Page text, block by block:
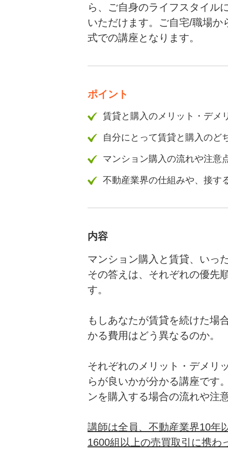
ら、ご自身のライフスタイル
いただけます。 ご自宅/職場か
式での講座となります。
ポイント
賃貸と購入のメリット・デメ
自分にとって賃貸と購入のど
マンション購入の流れや注意
不動産業界の仕組みや、接す
内容
マンション購入と賃貸、いっ
その答えは、それぞれの優先
す。
もしあなたが賃貸を続けた場
かる費用はどう異なるのか。
それぞれのメリット・デメリ
らが良いかが分かる講座です
ンを購入する場合の流れや注
講師は全員、不動産業界10年
1600組以上の売買取引に携わ